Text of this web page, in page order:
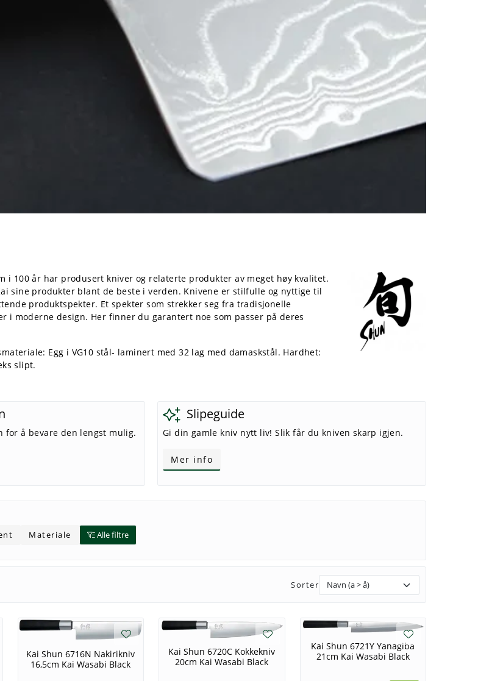
i 100 år har produsert kniver og relaterte produkter av meget høy kvalitet.
sine produkter blant de beste i verden. Knivene er stilfulle og nyttige til
produktspekter. Et spekter som strekker seg fra tradisjonelle
i moderne design. Her finner du garantert noe som passer på deres
Egg i VG10 stål- laminert med 32 lag med damaskstål. Hardhet:
slipt.
for å bevare den lengst mulig.
Slipeguide
Gi din gamle kniv nytt liv! Slik får du kniven skarp igjen.
Mer info
Materiale Alle filtre
Sorter
Kai Shun 6716N Nakirikniv
16,5cm Kai Wasabi Black
Kai Shun 6720C Kokkekniv
20cm Kai Wasabi Black
Kai Shun 6721Y Yanagiba
21cm Kai Wasabi Black